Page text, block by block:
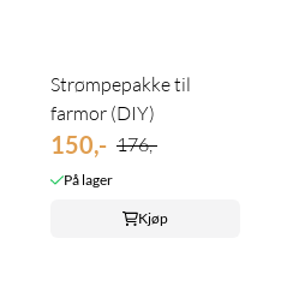
Strømpepakke til
farmor (DIY)
150,- 176,-
På lager
Kjøp